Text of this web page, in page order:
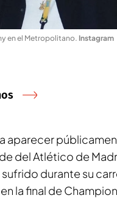
en el Metropolitano. Instagram
aparecer
del Atlético de
durante su
la final de